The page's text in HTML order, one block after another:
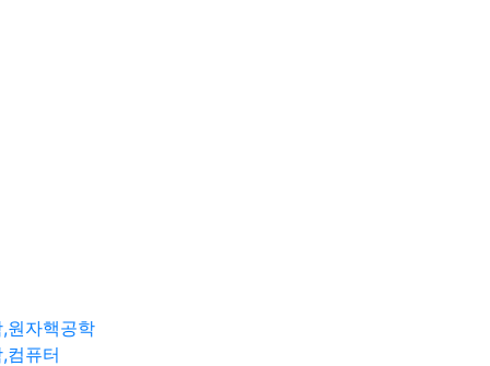
원자핵공학
컴퓨터